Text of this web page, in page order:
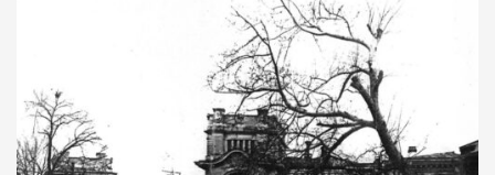
окна за тем, как взлетают и садятся
самолеты. В Москве нет недостатка
в лаунжах. В аэропортах их обычно
несколько — в разных зонах воздушных
гаваней. На некоторых вокзалах — тоже.
Лаунжи доступны на Ленинградском,